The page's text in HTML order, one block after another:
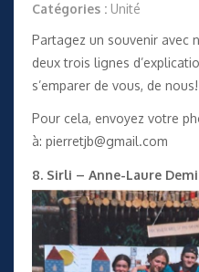
Catégories : Unité
Partagez un souvenir avec
deux trois lignes
s’emparer de vous, de nous!
Pour cela, envoyez votre
à: pierretjb@gmail.com
8. Sirli – Anne-Laure